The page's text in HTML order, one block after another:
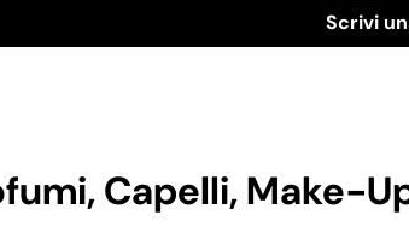
Scrivi
Capelli, Make-